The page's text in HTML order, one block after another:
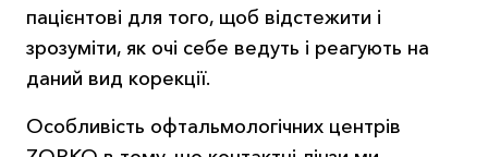
пацієнтові для того, щоб відстежити і
зрозуміти, як очі себе ведуть і реагують на
даний вид корекції.
Особливість офтальмологічних центрів